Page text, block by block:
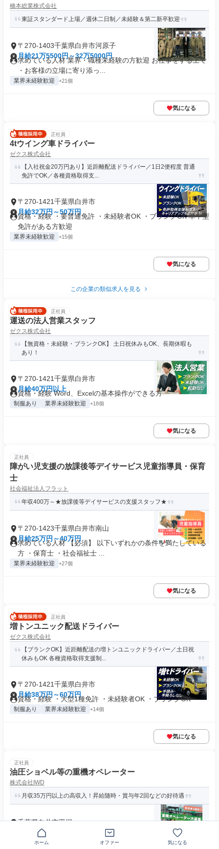
橋本総業株式会社
東証スタンダード上場／週休二日制／未経験＆第二新卒歓迎
〒270-1403千葉県白井市河原子
月給21万5500円～32万5000円
求めている人材 業界・職種未経験の方歓迎 お仕事をする上で
・お客様の立場に寄り添っ...
業界未経験歓迎 +21個
気になる
正社員
4tウイング車ドライバー
ゼクス株式会社
【入社祝金20万円あり】近距離配送ドライバー／1日2便程度 普通
免許でOK／各種資格取得支...
〒270-1421千葉県白井市
月給32万円～50万円
資格・経験 ・要普通免許 ・未経験者OK ・ブランクOK 準中型
免許がある方歓迎
業界未経験歓迎 +15個
気になる
この企業の類似求人を見る
正社員
運送の法人営業スタッフ
ゼクス株式会社
【無資格・未経験・ブランクOK】 土日祝休みもOK、長期休暇も
あり！
〒270-1421千葉県白井市
月給40万円以上
資格・経験 Word、Excelの基本操作ができる方
制服あり 業界未経験歓迎 +18個
気になる
正社員
障がい児支援の放課後等デイサービス児童指導員・保育
士
社会福祉法人フラット
年収400万～★放課後等デイサービスの支援スタッフ★
〒270-1423千葉県白井市南山
月給25万円～40万円
求めている人材 【必須】 以下いずれかの条件を満たしている
方 ・保育士 ・社会福祉士 ...
業界未経験歓迎 +27個
気になる
正社員
増トンユニック配送ドライバー
ゼクス株式会社
【ブランクOK】近距離配送の増トンユニックドライバー／土日祝
休みもOK 各種資格取得支援制...
〒270-1421千葉県白井市
月給38万円～60万円
資格・経験 ・大型1種免許 ・未経験者OK ・ブランクOK
制服あり 業界未経験歓迎 +14個
気になる
正社員
油圧ショベル等の重機オペレーター
株式会社IWD
月収35万円以上の高収入！昇給随時・賞与年2回などの好待遇
千葉県白井市平塚
月給26万円～30万円
求めている人材 【必須】 車両系建設機械運転技能講習の修了
者 【歓迎】 ・経験の浅い...
ホーム オファー 気になる